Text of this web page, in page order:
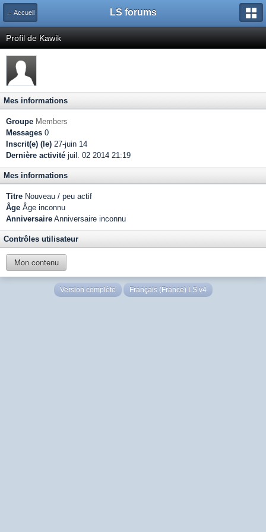
← Accueil LS forums
Profil de Kawik
Mes informations
Groupe Members
Messages 0
Inscrit(e) (le) 27-juin 14
Dernière activité juil. 02 2014 21:19
Mes informations
Titre Nouveau / peu actif
Âge Âge inconnu
Anniversaire Anniversaire inconnu
Contrôles utilisateur
Mon contenu
Version complète Français (France) LS v4